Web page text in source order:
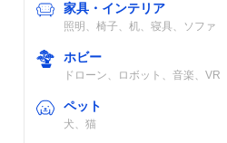
家具・インテリア
照明、椅子、机、寝具、ソファ
ホビー
ドローン、ロボット、音楽、VR
ペット
犬、猫